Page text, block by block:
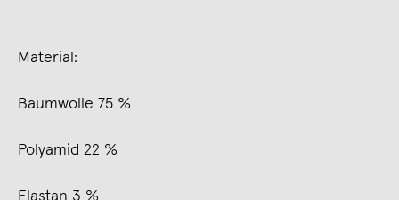
Material:
Baumwolle 75 %
Polyamid 22 %
Elastan 3 %